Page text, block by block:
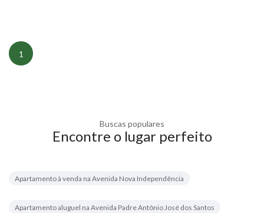
1
Buscas populares
Encontre o lugar perfeito
Apartamento à venda na Avenida Nova Independência
Apartamento aluguel na Avenida Padre Antônio José dos Santos